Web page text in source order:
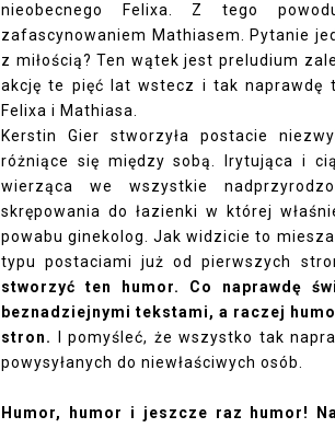
nieobecnego Felixa. Z tego
zafascynowaniem Mathiasem. Pytanie
z miłością? Ten wątek jest preludium
akcję te pięć lat wstecz i tak naprawdę
Felixa i Mathiasa.
Kerstin Gier stworzyła postacie
różniące się między sobą. Irytująca i
wierząca we wszystkie
skrępowania do łazienki w której
powabu ginekolog. Jak widzicie to
typu postaciami już od pierwszych
stworzyć ten humor. Co naprawdę
beznadziejnymi tekstami, a raczej
stron.
I pomyśleć, że wszystko tak
powysyłanych do niewłaściwych osób.
Humor, humor i jeszcze raz humor!